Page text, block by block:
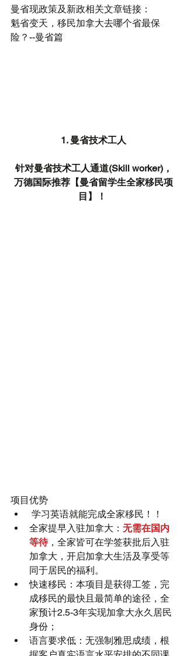
曼省现政策及新政相关文章链接：
魁省变天，移民加拿大去哪个省最保
险？--曼省篇
1. 曼省技术工人
针对曼省技术工人通道(Skill worker)，
万德国际推荐【曼省留学生全家移民项
目】！
项目优势
学习英语就能完成全家移民！！
全家提早入驻加拿大： 无需在国内
等待，全家皆可在学签获批后入驻
加拿大，开启加拿大生活及享受等
同于居民的福利。
快速移民：本项目是获得工签，完
成移民的最快且最简单的途径，全
家预计2.5-3年实现加拿大永久居民
身份；
语言要求低：无强制雅思成绩，根